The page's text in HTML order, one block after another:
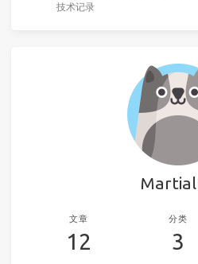
技术记录
文章
12
分类
3